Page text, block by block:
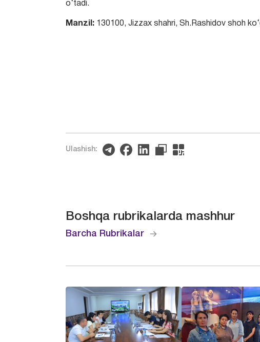
o‘tadi.
Manzil: 130100, Jizzax shahri, Sh.Rashidov shoh
Ulashish:
Boshqa rubrikalarda mashhur
Barcha Rubrikalar